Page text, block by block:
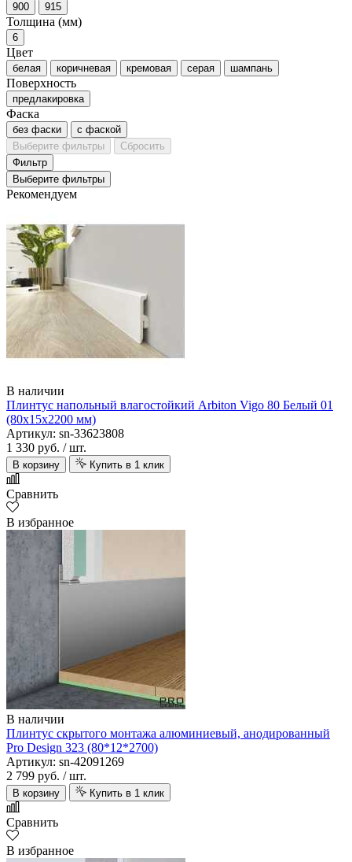
900 915
Толщина (мм)
6
Цвет
белая коричневая кремовая серая шампань
Поверхность
предлакировка
Фаска
без фаски
с фаской
Выберите фильтры
Сбросить
Фильтр
Выберите фильтры
Рекомендуем
В наличии
Плинтус напольный влагостойкий Arbiton Vigo 80 Белый 01
(80х15х2200 мм)
Артикул: sn-33623808
1 330 руб. / шт.
В корзину Купить в 1 клик
Сравнить
В избранное
В наличии
Плинтус скрытого монтажа алюминиевый, анодированный
Pro Design 323 (80*12*2700)
Артикул: sn-42091269
2 799 руб. / шт.
В корзину Купить в 1 клик
Сравнить
В избранное